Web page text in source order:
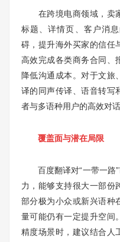
在跨境电商领域，卖家
标题、详情页、客户消
碍，提升海外买家的信任
高效完成各类商务合同、
降低沟通成本。对于文旅
译的同声传译、语音转写
者与多语种用户的高效对话
覆盖面与潜在局限
百度翻译对“一带一路”
力，能够支持很大一部份
部分极为小众或新兴语种
量可能仍有一定提升空间
精度场景时，建议结合人